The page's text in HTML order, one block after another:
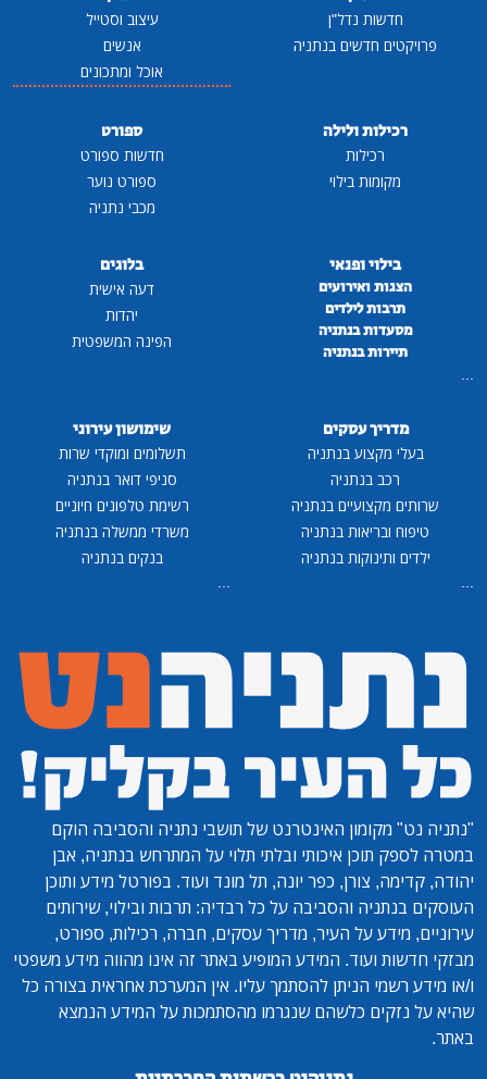
חדשות נדל"ן
פרויקטים חדשים בנתניה
עיצוב וסטייל
אנשים
אוכל ומתכונים
רכילות ולילה
רכילות
מקומות בילוי
ספורט
חדשות ספורט
ספורט נוער
מכבי נתניה
בילוי ופנאי
הצגות ואירועים
תרבות לילדים
מסעדות בנתניה
תיירות בנתניה
...
בלוגים
דעה אישית
יהדות
הפינה המשפטית
מדריך עסקים
בעלי מקצוע בנתניה
רכב בנתניה
שרותים מקצועיים בנתניה
טיפוח ובריאות בנתניה
ילדים ותינוקות בנתניה
...
שימושון עירוני
תשלומים ומוקדי שרות
סניפי דואר בנתניה
רשימת טלפונים חיוניים
משרדי ממשלה בנתניה
בנקים בנתניה
...
"נתניה נט" מקומון האינטרנט של תושבי נתניה והסביבה הוקם
במטרה לספק תוכן איכותי ובלתי תלוי על המתרחש בנתניה, אבן
יהודה, קדימה, צורן, כפר יונה, תל מונד ועוד. בפורטל מידע ותוכן
העוסקים בנתניה והסביבה על כל רבדיה: תרבות ובילוי, שירותים
עירוניים, מידע על העיר, מדריך עסקים, חברה, רכילות, ספורט,
מבזקי חדשות ועוד. המידע המופיע באתר זה אינו מהווה מידע משפטי
ו/או מידע רשמי הניתן להסתמך עליו. אין המערכת אחראית בצורה כל
שהיא על נזקים כלשהם שנגרמו מהסתמכות על המידע הנמצא
באתר.